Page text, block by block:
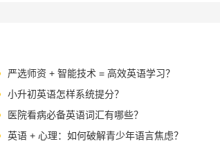
严选师资 + 智能技术 = 高效英语学习？
小升初英语怎样系统提分？
医院看病必备英语词汇有哪些？
英语 + 心理：如何破解青少年语言焦虑？